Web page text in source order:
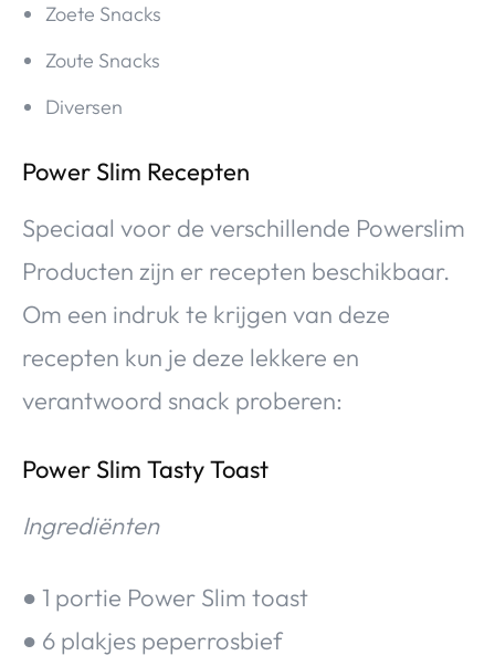
Zoete Snacks
Zoute Snacks
Diversen
Power Slim Recepten
Speciaal voor de verschillende Powerslim
Producten zijn er recepten beschikbaar.
Om een indruk te krijgen van deze
recepten kun je deze lekkere en
verantwoord snack proberen:
Power Slim Tasty Toast
Ingrediënten
● 1 portie Power Slim toast
● 6 plakjes peperrosbief